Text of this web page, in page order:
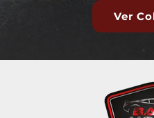
Ver